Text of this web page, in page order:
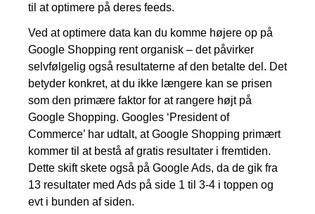
til at optimere på deres feeds.
Ved at optimere data kan du komme højere op på
Google Shopping rent organisk – det påvirker
selvfølgelig også resultaterne af den betalte del. Det
betyder konkret, at du ikke længere kan se prisen
som den primære faktor for at rangere højt på
Google Shopping. Googles ‘President of
Commerce’ har udtalt, at Google Shopping primært
kommer til at bestå af gratis resultater i fremtiden.
Dette skift skete også på Google Ads, da de gik fra
13 resultater med Ads på side 1 til 3-4 i toppen og
evt i bunden af siden.